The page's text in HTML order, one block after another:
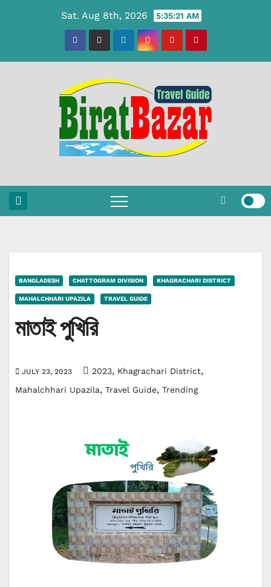
Sat. Aug 8th, 2026 5:35:22 AM
BANGLADESH CHATTOGRAM DIVISION KHAGRACHARI DISTRICT
MAHALCHHARI UPAZILA TRAVEL GUIDE
মাতাই পুখিরি
JULY 23, 2023 2023, Khagrachari District,
Mahalchhari Upazila, Travel Guide, Trending